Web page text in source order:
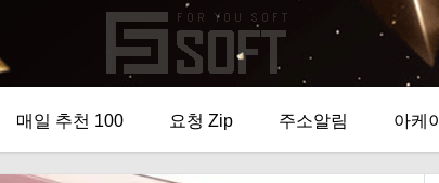
매일 추천 100 요청 Zip 주소알림 아케